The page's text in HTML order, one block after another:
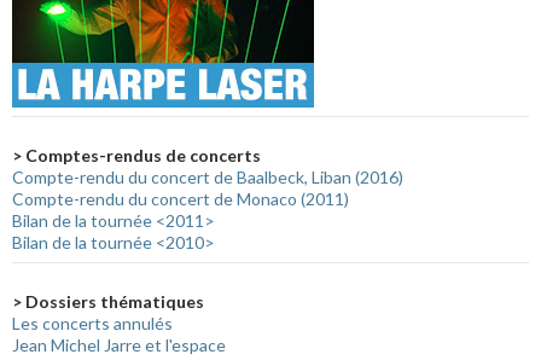
> Comptes-rendus de concerts
Compte-rendu du concert de Baalbeck, Liban (2016)
Compte-rendu du concert de Monaco (2011)
Bilan de la tournée <2011>
Bilan de la tournée <2010>
> Dossiers thématiques
Les concerts annulés
Jean Michel Jarre et l'espace